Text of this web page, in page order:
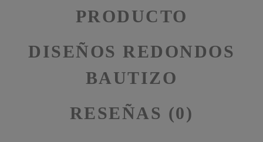
PRODUCTO
DISEÑOS REDONDOS
BAUTIZO
RESEÑAS (0)